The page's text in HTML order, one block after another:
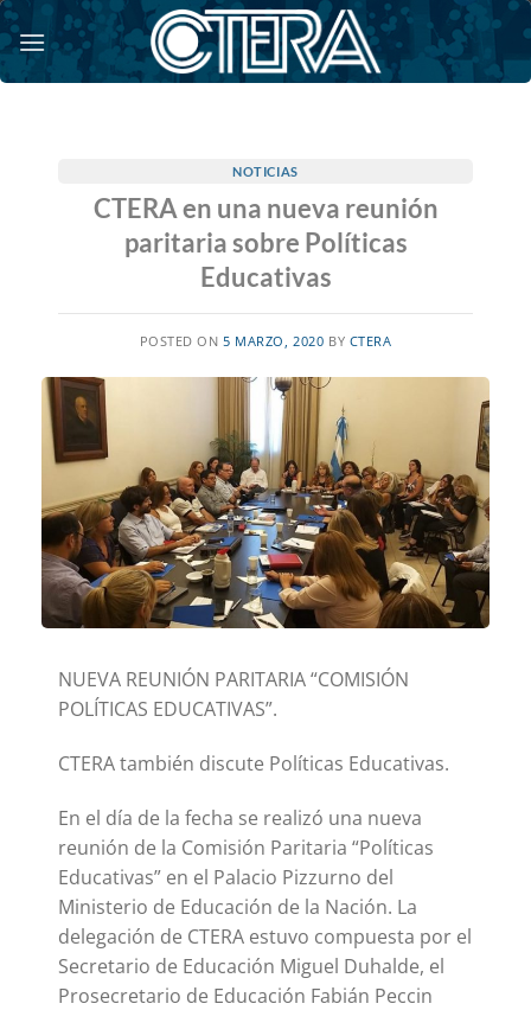
Saltar
al
contenido
NOTICIAS
CTERA en una nueva reunión
paritaria sobre Políticas
Educativas
POSTED ON 5 MARZO, 2020 BY CTERA
NUEVA REUNIÓN PARITARIA “COMISIÓN
POLÍTICAS EDUCATIVAS”.
CTERA también discute Políticas Educativas.
En el día de la fecha se realizó una nueva
reunión de la Comisión Paritaria “Políticas
Educativas” en el Palacio Pizzurno del
Ministerio de Educación de la Nación. La
delegación de CTERA estuvo compuesta por el
Secretario de Educación Miguel Duhalde, el
Prosecretario de Educación Fabián Peccin